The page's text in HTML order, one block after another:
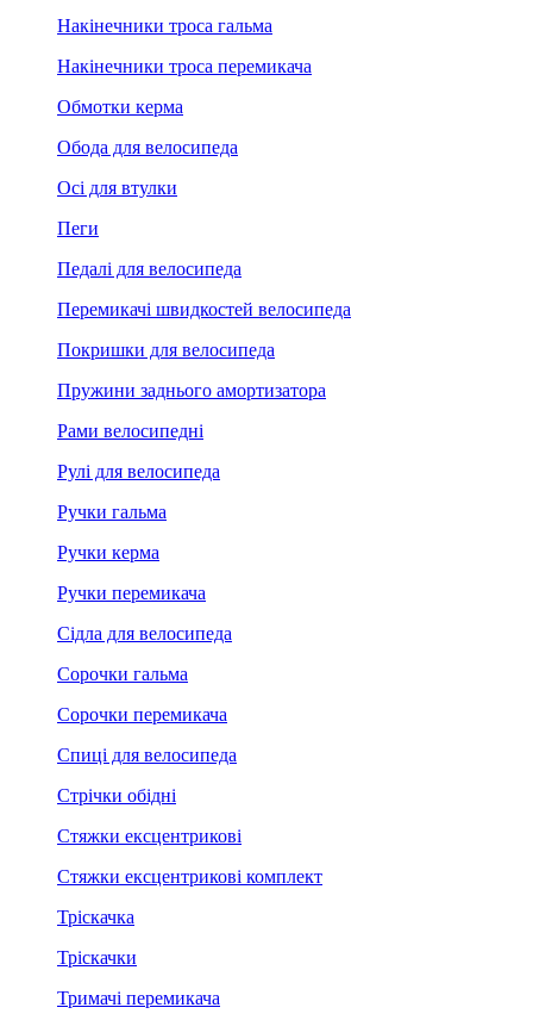
Накінечники троса гальма
Накінечники троса перемикача
Обмотки керма
Обода для велосипеда
Осі для втулки
Пеги
Педалі для велосипеда
Перемикачі швидкостей велосипеда
Покришки для велосипеда
Пружини заднього амортизатора
Рами велосипедні
Рулі для велосипеда
Ручки гальма
Ручки керма
Ручки перемикача
Сідла для велосипеда
Сорочки гальма
Сорочки перемикача
Спиці для велосипеда
Стрічки обідні
Стяжки ексцентрикові
Стяжки ексцентрикові комплект
Тріскачка
Тріскачки
Тримачі перемикача